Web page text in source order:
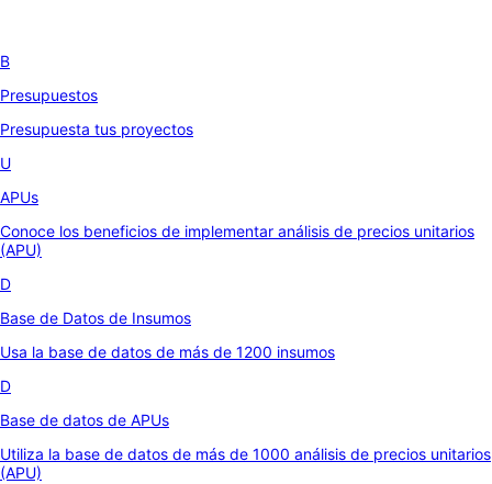
B
Presupuestos
Presupuesta tus proyectos
U
APUs
Conoce los beneficios de implementar análisis de precios unitarios
(APU)
D
Base de Datos de Insumos
Usa la base de datos de más de 1200 insumos
D
Base de datos de APUs
Utiliza la base de datos de más de 1000 análisis de precios unitarios
(APU)